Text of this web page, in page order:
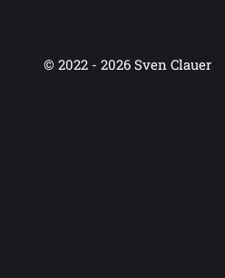
© 2022 - 2026 Sven Clauer